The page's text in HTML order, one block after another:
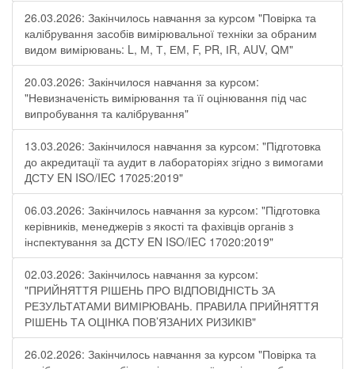
26.03.2026: Закінчилось навчання за курсом "Повірка та
калібрування засобів вимірювальної техніки за обраним
видом вимірювань: L, М, Т, ЕМ, F, РR, ІR, АUV, QМ"
20.03.2026: Закінчилося навчання за курсом:
"Невизначеність вимірювання та її оцінювання під час
випробування та калібрування"
13.03.2026: Закінчилося навчання за курсом: "Підготовка
до акредитації та аудит в лабораторіях згідно з вимогами
ДСТУ EN ISO/IEC 17025:2019"
06.03.2026: Закінчилось навчання за курсом: "Підготовка
керівників, менеджерів з якості та фахівців органів з
інспектування за ДСТУ EN ISO/IEC 17020:2019"
02.03.2026: Закінчилось навчання за курсом:
"ПРИЙНЯТТЯ РІШЕНЬ ПРО ВІДПОВІДНІСТЬ ЗА
РЕЗУЛЬТАТАМИ ВИМІРЮВАНЬ. ПРАВИЛА ПРИЙНЯТТЯ
РІШЕНЬ ТА ОЦІНКА ПОВ’ЯЗАНИХ РИЗИКІВ"
26.02.2026: Закінчилось навчання за курсом "Повірка та